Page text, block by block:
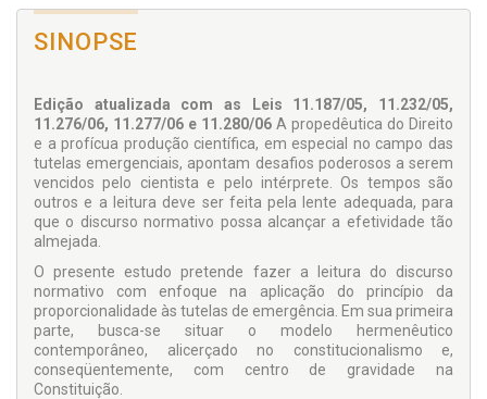
SINOPSE
Edição atualizada com as Leis 11.187/05, 11.232/05,
11.276/06, 11.277/06 e 11.280/06 A propedêutica do Direito
e a profícua produção científica, em especial no campo das
tutelas emergenciais, apontam desafios poderosos a serem
vencidos pelo cientista e pelo intérprete. Os tempos são
outros e a leitura deve ser feita pela lente adequada, para
que o discurso normativo possa alcançar a efetividade tão
almejada.
O presente estudo pretende fazer a leitura do discurso
normativo com enfoque na aplicação do princípio da
proporcionalidade às tutelas de emergência. Em sua primeira
parte, busca-se situar o modelo hermenêutico
contemporâneo, alicerçado no constitucionalismo e,
conseqüentemente, com centro de gravidade na
Constituição.